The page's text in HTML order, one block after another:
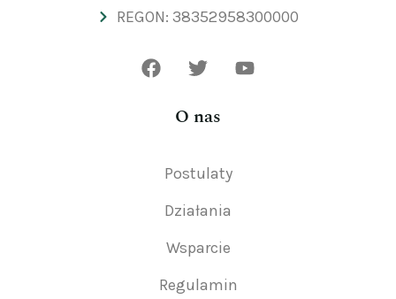
REGON: 38352958300000
O nas
Postulaty
Działania
Wsparcie
Regulamin